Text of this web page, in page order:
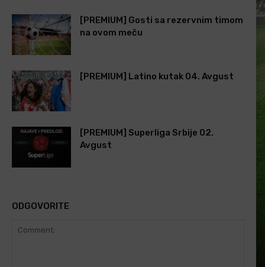
[PREMIUM] Gosti sa rezervnim timom
na ovom meču
[PREMIUM] Latino kutak 04. Avgust
[PREMIUM] Superliga Srbije 02.
Avgust
ODGOVORITE